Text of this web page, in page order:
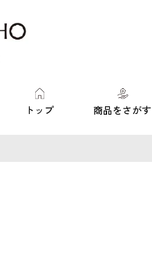
トップ 商品をさがす